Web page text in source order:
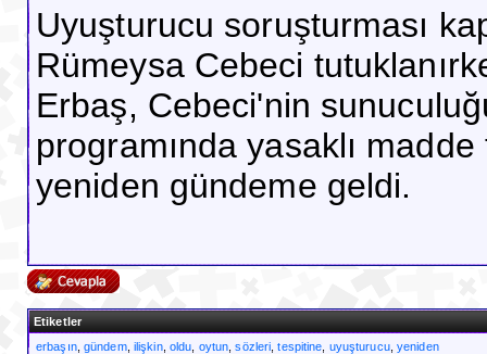
Uyuşturucu soruşturması
Rümeysa Cebeci
Erbaş, Cebeci'nin
programında yasaklı
yeniden gündeme geldi.
Etiketler
erbaşın,gündem, ilişkin, oldu oytun ,sözleri ,tespitine uyuşturucu,yeniden